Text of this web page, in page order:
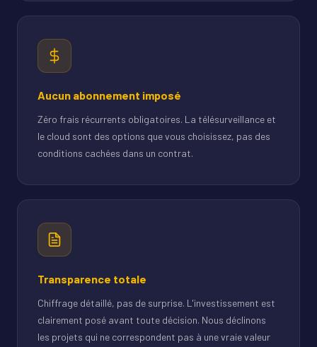
Aucun abonnement imposé
Zéro frais récurrents obligatoires. La télésurveillance et
le cloud sont des options que vous choisissez, pas des
conditions cachées dans un contrat.
Transparence totale
Chiffrage détaillé, pas de surprise. L'investissement est
clairement posé avant toute décision. Nous déclinons
les projets qui ne correspondent pas à une vraie valeur